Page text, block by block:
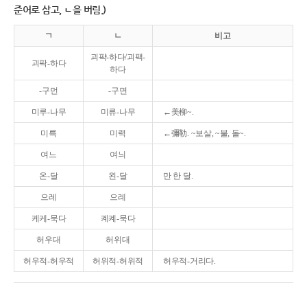
준어로 삼고, ㄴ을 버림.)
ㄱ ㄴ 비고
괴팍-하다
괴퍅-하다/괴팩-
하다
-구먼 -구면
미루-나무 미류-나무 ←美柳~.
미륵 미력 ←彌勒. ~보살, ~불, 돌~.
여느 여늬
온-달 왼-달 만 한 달.
으레 으례
케케-묵다 켸켸-묵다
허우대 허위대
허우적-허우적 허위적-허위적 허우적-거리다.